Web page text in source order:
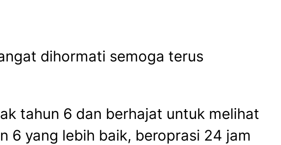
6
dihormati semoga terus
tahun 6 dan berhajat untuk melihat
6 yang lebih baik, beroprasi 24 jam